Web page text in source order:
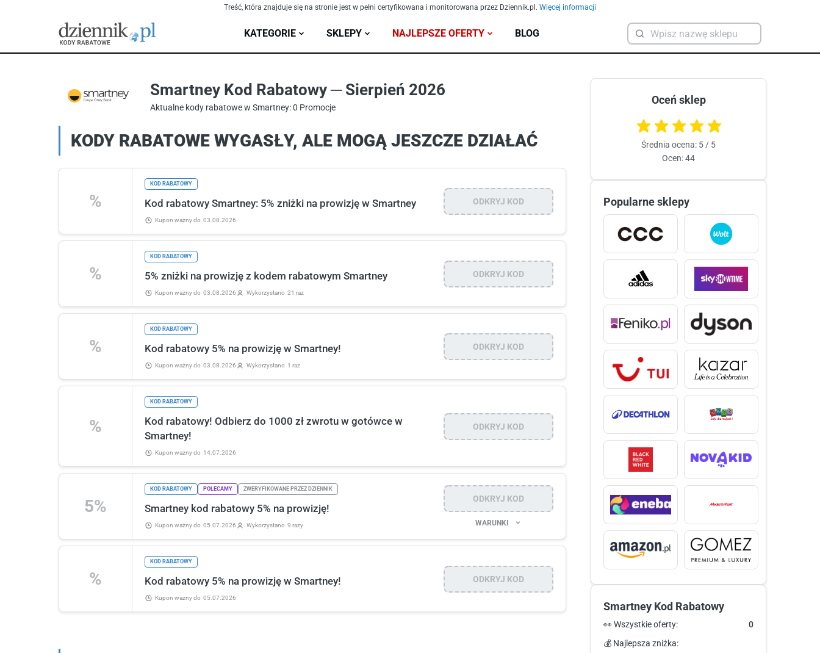
Treść, która znajduje się na stronie jest w pełni certyfikowana i monitorowana przez Dziennik.pl. Więcej informacji
KATEGORIE SKLEPY NAJLEPSZE OFERTY BLOG
Smartney Kod Rabatowy ─ Sierpień 2026
Aktualne kody rabatowe w Smartney: 0 Promocje
KODY RABATOWE WYGASŁY, ALE MOGĄ JESZCZE DZIAŁAĆ
%
KOD RABATOWY
Kod rabatowy Smartney: 5% zniżki na prowizję w Smartney
Kupon ważnydo 03.08.2026
ODKRYJ KOD
%
KOD RABATOWY
5% zniżki na prowizję z kodem rabatowym Smartney
Kupon ważnydo 03.08.2026 Wykorzystano 21 raz
ODKRYJ KOD
%
KOD RABATOWY
Kod rabatowy 5% na prowizję w Smartney!
Kupon ważnydo 03.08.2026 Wykorzystano 1 raz
ODKRYJ KOD
%
KOD RABATOWY
Kod rabatowy! Odbierz do 1000 zł zwrotu w gotówce w
Smartney!
Kupon ważnydo 14.07.2026
ODKRYJ KOD
5%
KOD RABATOWY POLECAMY ZWERYFIKOWANE PRZEZ DZIENNIK
Smartney kod rabatowy 5% na prowizję!
Kupon ważnydo 05.07.2026 Wykorzystano 9 razy
ODKRYJ KOD
WARUNKI
%
KOD RABATOWY
Kod rabatowy 5% na prowizję w Smartney!
Kupon ważnydo 05.07.2026
ODKRYJ KOD
Oceń sklep
Średnia ocena: 5 / 5
Ocen: 44
Popularne sklepy
Smartney Kod Rabatowy
👀 Wszystkie oferty:
0
💰 Najlepsza zniżka: